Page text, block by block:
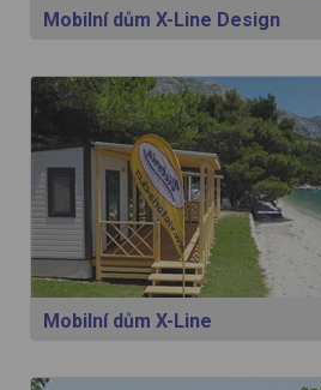
Mobilní dům X-Line Design
Mobilní dům X-Line